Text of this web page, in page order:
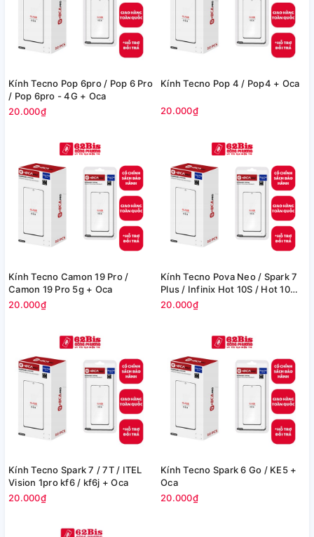
Kính Tecno Pop 6pro / Pop 6 Pro
/ Pop 6pro - 4G + Oca
20.000₫
Kính Tecno Pop 4 / Pop4 + Oca
20.000₫
Kính Tecno Camon 19 Pro /
Camon 19 Pro 5g + Oca
20.000₫
Kính Tecno Pova Neo / Spark 7
Plus / Infinix Hot 10S / Hot 10
Play / Hot 10T / Hot 11 / HOT 11
20.000₫
Kính Tecno Spark 7 / 7T / ITEL
Vision 1pro kf6 / kf6j + Oca
20.000₫
Kính Tecno Spark 6 Go / KE5 +
Oca
20.000₫